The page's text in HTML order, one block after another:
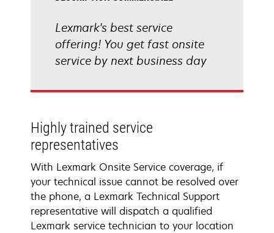
Lexmark's best service
offering! You get fast onsite
service by next business day
Highly trained service
representatives
With Lexmark Onsite Service coverage, if
your technical issue cannot be resolved over
the phone, a Lexmark Technical Support
representative will dispatch a qualified
Lexmark service technician to your location